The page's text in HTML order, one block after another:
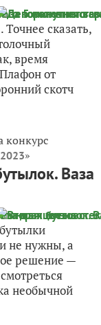
сказать,
время
от
скотч
конкурс
»
Ваза
не нужны, а
решение —
необычной